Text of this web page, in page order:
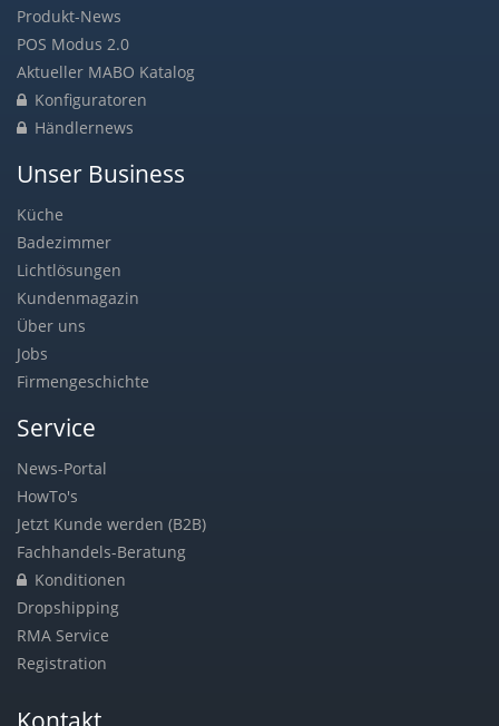
Produkt-News
POS Modus 2.0
Aktueller MABO Katalog
Konfiguratoren
Händlernews
Unser Business
Küche
Badezimmer
Lichtlösungen
Kundenmagazin
Über uns
Jobs
Firmengeschichte
Service
News-Portal
HowTo's
Jetzt Kunde werden (B2B)
Fachhandels-Beratung
Konditionen
Dropshipping
RMA Service
Registration